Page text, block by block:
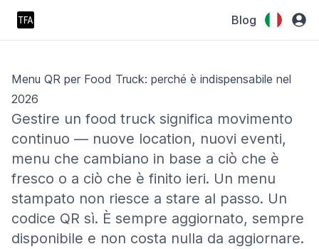
Blog
Menu QR per Food Truck: perché è indispensabile nel
2026
Gestire un food truck significa movimento
continuo — nuove location, nuovi eventi,
menu che cambiano in base a ciò che è
fresco o a ciò che è finito ieri. Un menu
stampato non riesce a stare al passo. Un
codice QR sì. È sempre aggiornato, sempre
disponibile e non costa nulla da aggiornare.